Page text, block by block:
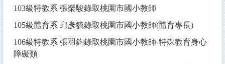
103級特教系 張榮駿錄取桃園市國小教師
105級體育系 邱彥毓錄取桃園市國小教師(體育專長)
106級特教系 張羽鈞錄取桃園市國小教師-特殊教育身心
障礙類